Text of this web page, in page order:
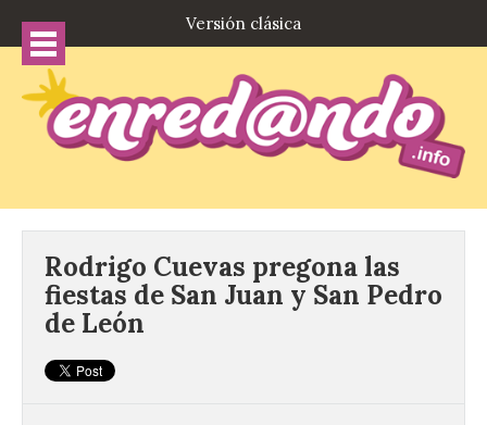
Versión clásica
Rodrigo Cuevas pregona las
fiestas de San Juan y San Pedro
de León